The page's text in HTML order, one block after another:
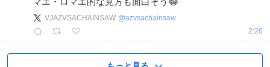
VJAZVSACHAINSAW @azvsachainsaw
2:26